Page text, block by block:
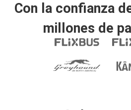
Con la confianza
millones de